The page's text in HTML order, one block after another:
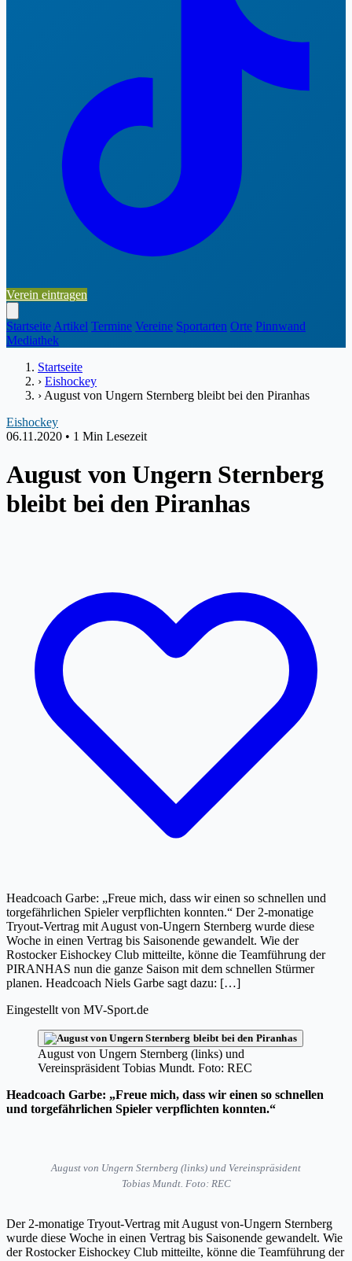
Verein eintragen
Startseite Artikel Termine Vereine Sportarten Orte Pinnwand
Mediathek
Startseite
› Eishockey
› August von Ungern Sternberg bleibt bei den Piranhas
Eishockey
06.11.2020 • 1 Min Lesezeit
August von Ungern Sternberg
bleibt bei den Piranhas
Headcoach Garbe: „Freue mich, dass wir einen so schnellen und
torgefährlichen Spieler verpflichten konnten.“ Der 2-monatige
Tryout-Vertrag mit August von-Ungern Sternberg wurde diese
Woche in einen Vertrag bis Saisonende gewandelt. Wie der
Rostocker Eishockey Club mitteilte, könne die Teamführung der
PIRANHAS nun die ganze Saison mit dem schnellen Stürmer
planen. Headcoach Niels Garbe sagt dazu: […]
Eingestellt von MV-Sport.de
August von Ungern Sternberg (links) und
Vereinspräsident Tobias Mundt. Foto: REC
Headcoach Garbe: „Freue mich, dass wir einen so schnellen
und torgefährlichen Spieler verpflichten konnten.“
August von Ungern Sternberg (links) und Vereinspräsident
Tobias Mundt. Foto: REC
Der 2-monatige Tryout-Vertrag mit August von-Ungern Sternberg
wurde diese Woche in einen Vertrag bis Saisonende gewandelt. Wie
der Rostocker Eishockey Club mitteilte, könne die Teamführung der